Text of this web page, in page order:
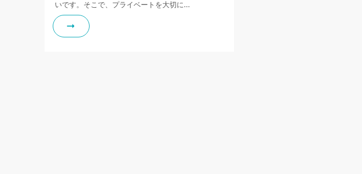
いです。そこで、プライベートを大切に…